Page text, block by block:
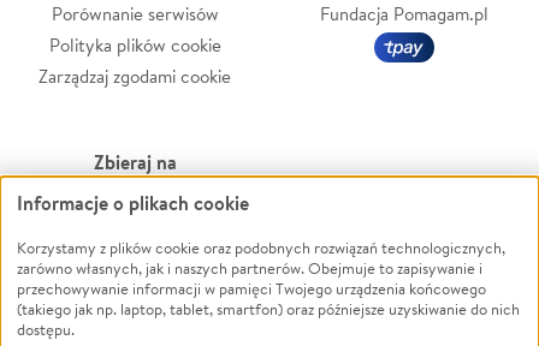
Porównanie serwisów
Polityka plików cookie
Zarządzaj zgodami cookie
Fundacja Pomagam.pl
Zbieraj na
Leczenie
Zwierzęta
Pożar
Ukraina
Powódź
Wichura
NGO
Informacje o plikach cookie
Korzystamy z plików cookie oraz podobnych rozwiązań technologicznych,
zarówno własnych, jak i naszych partnerów. Obejmuje to zapisywanie i
przechowywanie informacji w pamięci Twojego urządzenia końcowego
(takiego jak np. laptop, tablet, smartfon) oraz późniejsze uzyskiwanie do nich
dostępu.